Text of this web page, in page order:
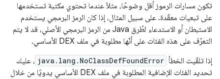
تكون مسارات الرموز أقل وضوحًا، مثلاً عندما تحتوي مكتبة تستخدمها
على تبعيات معقّدة. على سبيل المثال، إذا كان الرمز البرمجي يستخدم
الاستبطان أو الاستدعاء لطُرق Java من الرمز البرمجي الأصلي، قد لا يتم
التعرّف على هذه الفئات على أنّها مطلوبة في ملف DEX الأساسي.
إذا تلقّيت الخطأ java.lang.NoClassDefFoundError ، عليك
تحديد الفئات الإضافية المطلوبة في ملف DEX الأساسي يدويًا من خلال